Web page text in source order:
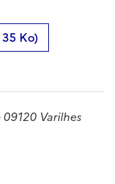
Ko)
Varilhes